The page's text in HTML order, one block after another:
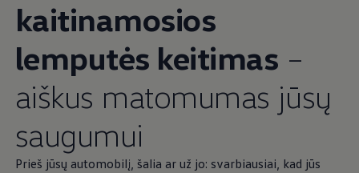
kaitinamosios
lemputės keitimas –
aiškus matomumas jūsų
saugumui
Prieš jūsų automobilį, šalia ar už jo: svarbiausiai, kad jūs